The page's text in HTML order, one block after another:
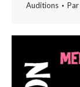
Auditions Par